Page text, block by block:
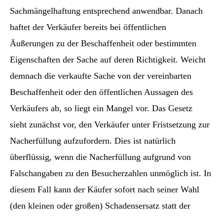
Sachmängelhaftung entsprechend anwendbar. Danach
haftet der Verkäufer bereits bei öffentlichen
Äußerungen zu der Beschaffenheit oder bestimmten
Eigenschaften der Sache auf deren Richtigkeit. Weicht
demnach die verkaufte Sache von der vereinbarten
Beschaffenheit oder den öffentlichen Aussagen des
Verkäufers ab, so liegt ein Mangel vor. Das Gesetz
sieht zunächst vor, den Verkäufer unter Fristsetzung zur
Nacherfüllung aufzufordern. Dies ist natürlich
überflüssig, wenn die Nacherfüllung aufgrund von
Falschangaben zu den Besucherzahlen unmöglich ist. In
diesem Fall kann der Käufer sofort nach seiner Wahl
(den kleinen oder großen) Schadensersatz statt der